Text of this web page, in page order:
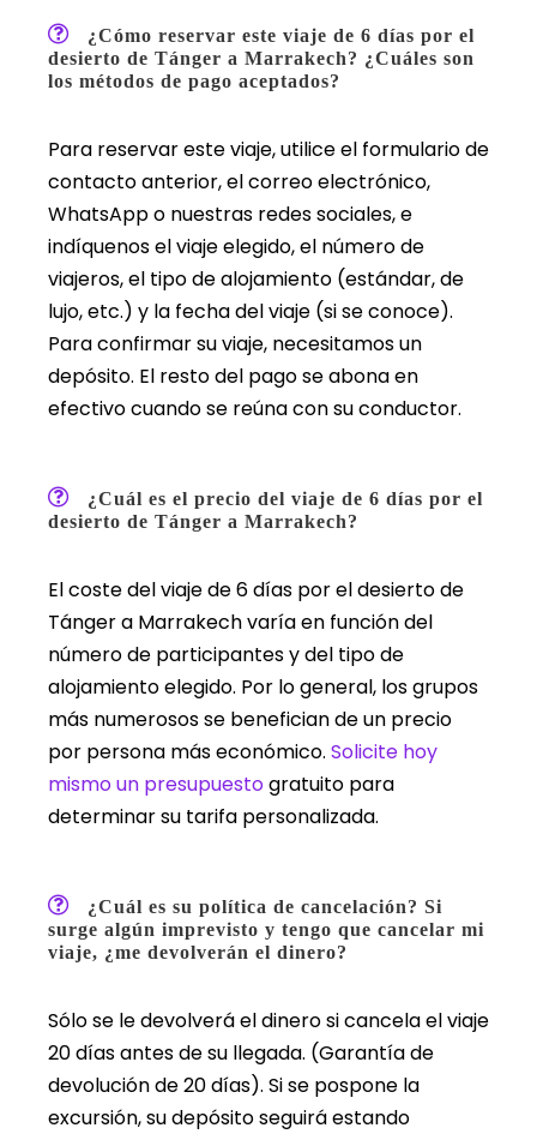
¿Cómo reservar este viaje de 6 días por el
desierto de Tánger a Marrakech? ¿Cuáles son
los métodos de pago aceptados?
Para reservar este viaje, utilice el formulario de
contacto anterior, el correo electrónico,
WhatsApp o nuestras redes sociales, e
indíquenos el viaje elegido, el número de
viajeros, el tipo de alojamiento (estándar, de
lujo, etc.) y la fecha del viaje (si se conoce).
Para confirmar su viaje, necesitamos un
depósito. El resto del pago se abona en
efectivo cuando se reúna con su conductor.
¿Cuál es el precio del viaje de 6 días por el
desierto de Tánger a Marrakech?
El coste del viaje de 6 días por el desierto de
Tánger a Marrakech varía en función del
número de participantes y del tipo de
alojamiento elegido. Por lo general, los grupos
más numerosos se benefician de un precio
por persona más económico. Solicite hoy
mismo un presupuestogratuito para
determinar su tarifa personalizada.
¿Cuál es su política de cancelación? Si
surge algún imprevisto y tengo que cancelar mi
viaje, ¿me devolverán el dinero?
Sólo se le devolverá el dinero si cancela el viaje
20 días antes de su llegada. (Garantía de
devolución de 20 días). Si se pospone la
excursión, su depósito seguirá estando